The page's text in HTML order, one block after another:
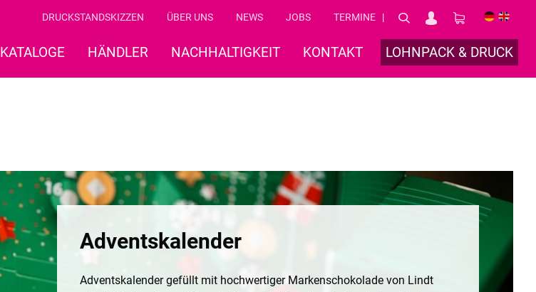
DRUCKSTANDSKIZZEN ÜBER UNS NEWS JOBS TERMINE DE EN
KATALOGE HÄNDLER NACHHALTIGKEIT KONTAKT LOHNPACK & DRUCK
Adventskalender
Adventskalender gefüllt mit hochwertiger Markenschokolade von Lindt